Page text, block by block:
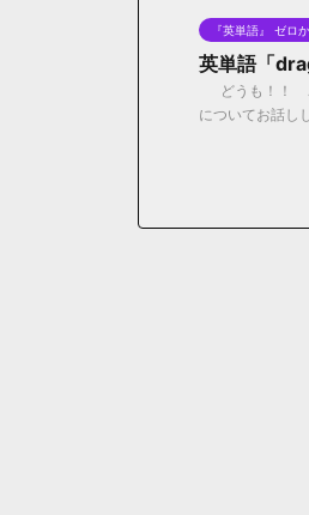
『英単語』 ゼロ
英単語「
どうも！！
についてお話し